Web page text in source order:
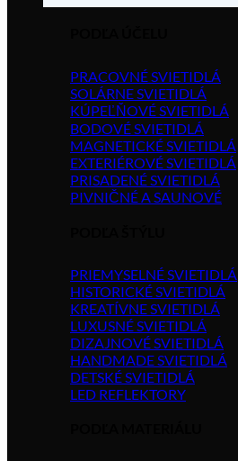
PRACOVNÉ SVIETIDLÁ
SOLÁRNE SVIETIDLÁ
KÚPEĽŇOVÉ SVIETIDLÁ
BODOVÉ SVIETIDLÁ
MAGNETICKÉ SVIETIDLÁ
EXTERIÉROVÉ SVIETIDLÁ
PRISADENÉ SVIETIDLÁ
PIVNIČNÉ A SAUNOVÉ
PRIEMYSELNÉ SVIETIDLÁ
HISTORICKÉ SVIETIDLÁ
KREATÍVNE SVIETIDLÁ
LUXUSNÉ SVIETIDLÁ
DIZAJNOVÉ SVIETIDLÁ
HANDMADE SVIETIDLÁ
DETSKÉ SVIETIDLÁ
LED REFLEKTORY